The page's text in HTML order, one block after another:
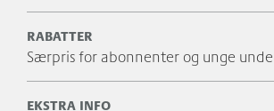
RABATTER
Særpris for abonnenter og unge
EKSTRA INFO